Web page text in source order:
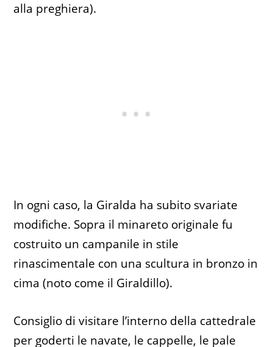
alla preghiera).
In ogni caso, la Giralda ha subito svariate
modifiche. Sopra il minareto originale fu
costruito un campanile in stile
rinascimentale con una scultura in bronzo in
cima (noto come il Giraldillo).
Consiglio di visitare l’interno della cattedrale
per goderti le navate, le cappelle, le pale